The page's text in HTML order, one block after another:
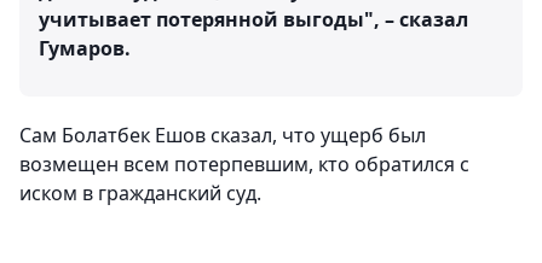
учитывает потерянной выгоды", – сказал
Гумаров.
Сам Болатбек Ешов сказал, что ущерб был
возмещен всем потерпевшим, кто обратился с
иском в гражданский суд.